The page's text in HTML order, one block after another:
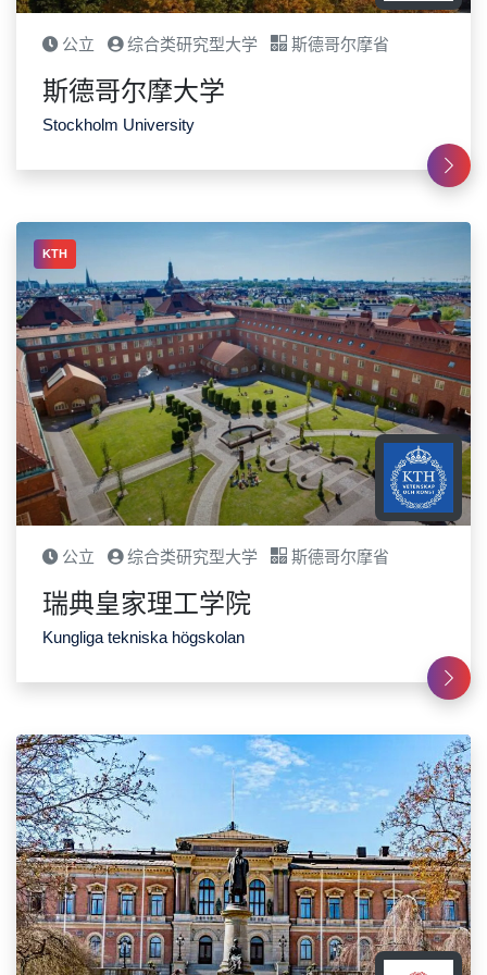
公立 综合类研究型大学 斯德哥尔摩省
斯德哥尔摩大学
Stockholm University
KTH
公立 综合类研究型大学 斯德哥尔摩省
瑞典皇家理工学院
Kungliga tekniska högskolan